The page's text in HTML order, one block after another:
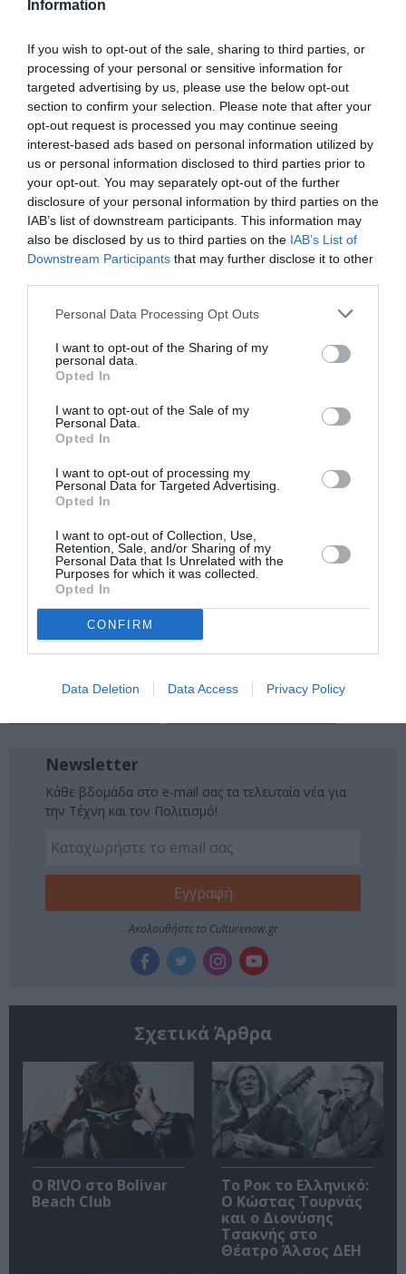
Information
If you wish to opt-out of the sale, sharing to third parties, or
processing of your personal or sensitive information for
targeted advertising by us, please use the below opt-out
section to confirm your selection. Please note that after your
opt-out request is processed you may continue seeing
interest-based ads based on personal information utilized by
us or personal information disclosed to third parties prior to
your opt-out. You may separately opt-out of the further
disclosure of your personal information by third parties on the
IAB’s list of downstream participants. This information may
also be disclosed by us to third parties on the IAB’s List of
Downstream Participants that may further disclose it to other
Personal Data Processing Opt Outs
I want to opt-out of the Sharing of my
personal data.
Opted In
I want to opt-out of the Sale of my
Personal Data.
Opted In
I want to opt-out of processing my
Personal Data for Targeted Advertising.
Opted In
I want to opt-out of Collection, Use,
Retention, Sale, and/or Sharing of my
Personal Data that Is Unrelated with the
Purposes for which it was collected.
Opted In
CONFIRM
Data Deletion Data Access Privacy Policy
Ακολουθήστε το Culturenow.gr στο Google News
μάθετε πρώτοι όλες τις ειδήσεις
Δείτε όλα τατελευταία νέαγια την Τέχνη και τον
Πολιτισμό στοCulturenow.gr
Νέοι Διαγωνισμοί ❯
Tags
ΒΙΚΥ ΚΑΡΑΤΖΟΓΛΟΥ
ΓΕΡΑΣΙΜΟΣ ΑΝΔΡΕΑΤΟΣ
ΓΙΑΝΝΗΣ ΧΑΡΟΥΛΗΣ
ΓΙΩΤΑ ΝΕΓΚΑ
ΔΗΜΗΤΡΗΣ ΜΗΤΣΟΤΑΚΗΣ
ΕΛΕΩΝΟΡΑ ΖΟΥΓΑΝΕΛΗ
ΕΝΤΕΧΝΟ - ΛΑΪΚΟ - ΠΑΡΑΔΟΣΙΑΚΗ
ΕΥΣΤΑΘΙΑ
ΚΑΛΟΚΑΙΡΙΝΕΣ ΣΥΝΑΥΛΙΕΣ
ΚΟΙΝΩΝΙΚΗ ΕΥΘΥΝΗ
ΚΡΗΤΙΚΗ ΜΟΥΣΙΚΗ
ΚΩΣΤΗΣ ΜΑΡΑΒΕΓΙΑΣ
ΜΑΝΩΛΗΣ ΦΑΜΕΛΛΟΣ
ΜΑΡΘΑ ΦΡΙΝΤΖΗΛΑ
ΜΑΡΙΖΑ ΡΙΖΟΥ
ΜΑΤΟΥΛΑ ΖΑΜΑΝΗ
ΟΡΕΣΤΗΣ ΝΤΑΝΤΟΣ
ΠΑΝΟΣ ΜΟΥΖΟΥΡΑΚΗΣ
ΡΙΤΑ ΑΝΤΩΝΟΠΟΥΛΟΥ
ΣΠΥΡΟΣ ΓΡΑΜΜΕΝΟΣ
ΣΥΝΑΥΛΙΕΣ 2025
Newsletter
Κάθε βδομάδα στο e-mail σας τα τελευταία νέα για
την Τέχνη και τον Πολιτισμό!
Ακολουθήστε το Culturenow.gr
Σχετικά Άρθρα
Ο RIVO στο Bolivar
Beach Club
Το Ροκ το Ελληνικό:
Ο Κώστας Τουρνάς
και ο Διονύσης
Τσακνής στο
Θέατρο Άλσος ΔΕΗ